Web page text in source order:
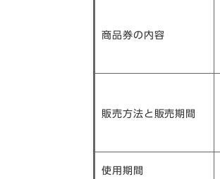
商品券の内容
販売方法と販売期間
使用期間